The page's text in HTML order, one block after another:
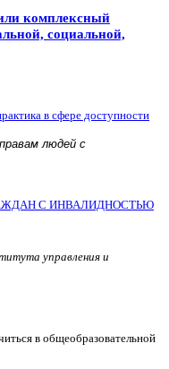
комплексный
социальной,
в сфере доступности
людей с
С ИНВАЛИДНОСТЬЮ
управления и
в общеобразовательной